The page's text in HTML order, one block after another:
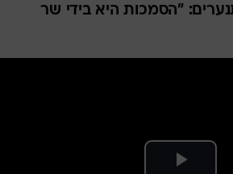
"הסמכות היא בידי שר